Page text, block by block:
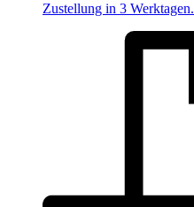
Zustellung in 3 Werktagen.